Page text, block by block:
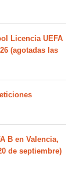
Licencia UEFA
(agotadas las
B en Valencia,
de septiembre)